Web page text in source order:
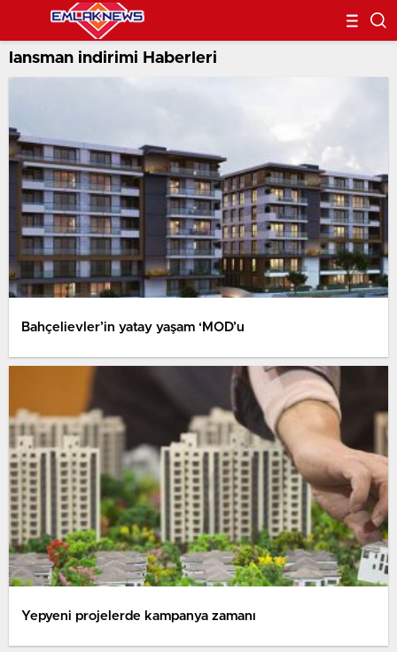
lansman indirimi Haberleri
Bahçelievler’in yatay yaşam ‘MOD’u
Yepyeni projelerde kampanya zamanı